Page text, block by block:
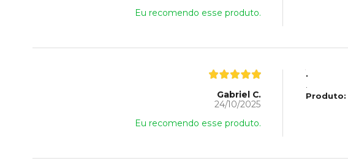
Eu recomendo esse produto.
Gabriel C.
24/10/2025
Eu recomendo esse produto.
.
Produto: